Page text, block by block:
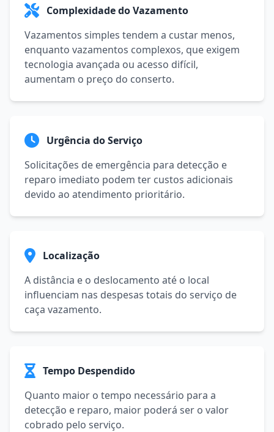
Complexidade do Vazamento
Vazamentos simples tendem a custar menos,
enquanto vazamentos complexos, que exigem
tecnologia avançada ou acesso difícil,
aumentam o preço do conserto.
Urgência do Serviço
Solicitações de emergência para detecção e
reparo imediato podem ter custos adicionais
devido ao atendimento prioritário.
Localização
A distância e o deslocamento até o local
influenciam nas despesas totais do serviço de
caça vazamento.
Tempo Despendido
Quanto maior o tempo necessário para a
detecção e reparo, maior poderá ser o valor
cobrado pelo serviço.